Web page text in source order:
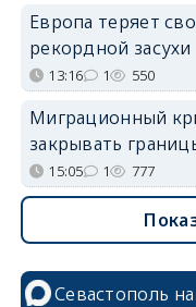
Европа теряет
рекордной засухи
13:16 1 550
Миграционный
закрывать
15:05 1 777
Севастополь